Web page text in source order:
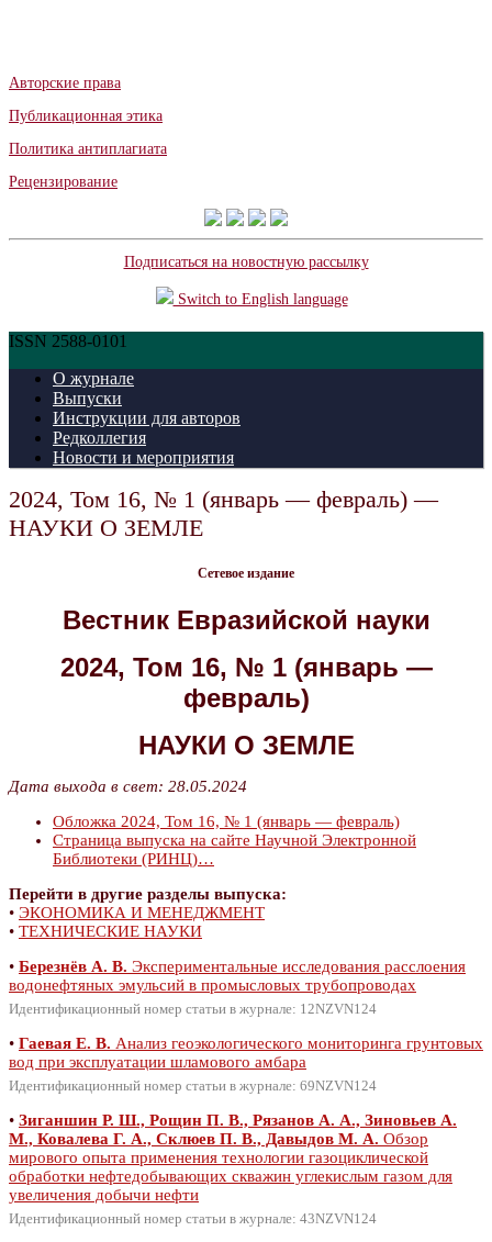
Авторские права
Публикационная этика
Политика антиплагиата
Рецензирование
Подписаться на новостную рассылку
Switch to English language
ISSN 2588-0101
О журнале
Выпуски
Инструкции для авторов
Редколлегия
Новости и мероприятия
2024, Том 16, № 1 (январь — февраль) —
НАУКИ О ЗЕМЛЕ
Сетевое издание
Вестник Евразийской науки
2024, Том 16, № 1 (январь —
февраль)
НАУКИ О ЗЕМЛЕ
Дата выхода в свет: 28.05.2024
Обложка 2024, Том 16, № 1 (январь — февраль)
Страница выпуска на сайте Научной Электронной
Библиотеки (РИНЦ)…
Перейти в другие разделы выпуска:
• ЭКОНОМИКА И МЕНЕДЖМЕНТ
• ТЕХНИЧЕСКИЕ НАУКИ
• Березнёв А. В. Экспериментальные исследования расслоения
водонефтяных эмульсий в промысловых трубопроводах
Идентификационный номер статьи в журнале: 12NZVN124
• Гаевая Е. В. Анализ геоэкологического мониторинга грунтовых
вод при эксплуатации шламового амбара
Идентификационный номер статьи в журнале: 69NZVN124
• Зиганшин Р. Ш., Рощин П. В., Рязанов А. А., Зиновьев А.
М., Ковалева Г. А., Склюев П. В., Давыдов М. А. Обзор
мирового опыта применения технологии газоциклической
обработки нефтедобывающих скважин углекислым газом для
увеличения добычи нефти
Идентификационный номер статьи в журнале: 43NZVN124